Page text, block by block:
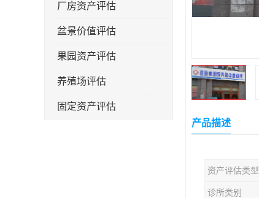
厂房资产评估
盆景价值评估
果园资产评估
养殖场评估
固定资产评估
产品描述
资产评估类型
诊所类别